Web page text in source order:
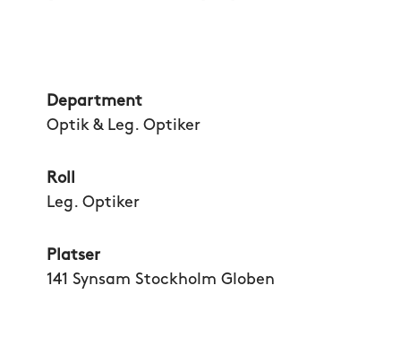
Department
Optik & Leg. Optiker
Roll
Leg. Optiker
Platser
141 Synsam Stockholm Globen